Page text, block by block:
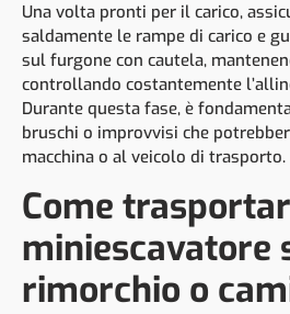
Una volta pronti per il carico,
saldamente le rampe di carico e
sul furgone con cautela,
controllando costantemente
Durante questa fase, è
bruschi o improvvisi che
macchina o al veicolo di trasporto.
Come
miniescavatore
rimorchio o